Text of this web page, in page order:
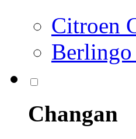
Citroen
Berlingo
Changan